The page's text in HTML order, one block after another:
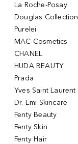
La Roche-Posay
Douglas Collection
Purelei
MAC Cosmetics
CHANEL
HUDA BEAUTY
Prada
Yves Saint Laurent
Dr. Emi Skincare
Fenty Beauty
Fenty Skin
Fenty Hair